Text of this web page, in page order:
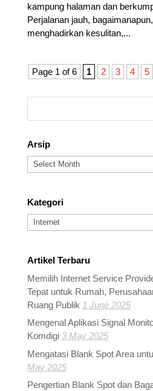
kampung halaman dan
Perjalanan jauh,
menghadirkan kesulitan,...
Page 1 of 6 1 2 3 4 5
Arsip
Arsip
Kategori
Kategori
Artikel Terbaru
Memilih Internet Service
Tepat untuk Rumah,
Ruang Publik 1 June 2025
Mengenal Aplikasi Signal
Komdigi 3 May 2025
Mengatasi Blank Spot Area
May 2025
Pengertian Blank Spot dan